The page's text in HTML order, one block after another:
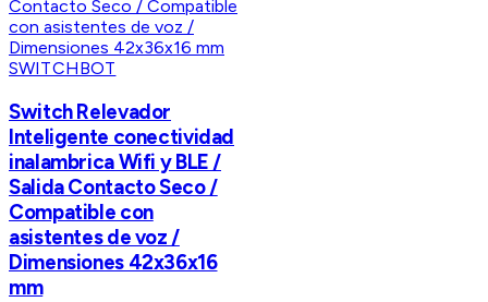
SWITCHBOT
Switch Relevador
Inteligente conectividad
inalambrica Wifi y BLE /
Salida Contacto Seco /
Compatible con
asistentes de voz /
Dimensiones 42x36x16
mm